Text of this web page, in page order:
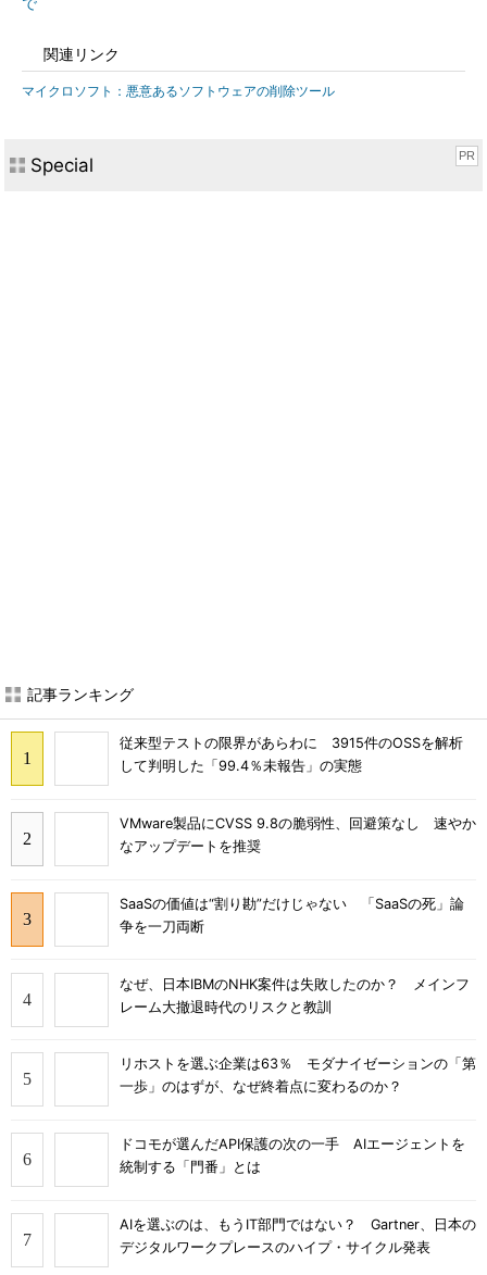
関連リンク
マイクロソフト：悪意あるソフトウェアの削除ツール
Special PR
記事ランキング
従来型テストの限界があらわに 3915件のOSSを解析
して判明した「99.4％未報告」の実態
VMware製品にCVSS 9.8の脆弱性、回避策なし 速やか
なアップデートを推奨
SaaSの価値は“割り勘”だけじゃない 「SaaSの死」論
争を一刀両断
なぜ、日本IBMのNHK案件は失敗したのか？ メインフ
レーム大撤退時代のリスクと教訓
リホストを選ぶ企業は63％ モダナイゼーションの「第
一歩」のはずが、なぜ終着点に変わるのか？
ドコモが選んだAPI保護の次の一手 AIエージェントを
統制する「門番」とは
AIを選ぶのは、もうIT部門ではない？ Gartner、日本の
デジタルワークプレースのハイプ・サイクル発表